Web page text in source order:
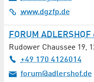
Autovermietung /
Bäckerei
www.dgzfp.de
FORUM ADLERSHOF
Rudower Chaussee 19,
+49 170 4126014
forum@adlershof.de